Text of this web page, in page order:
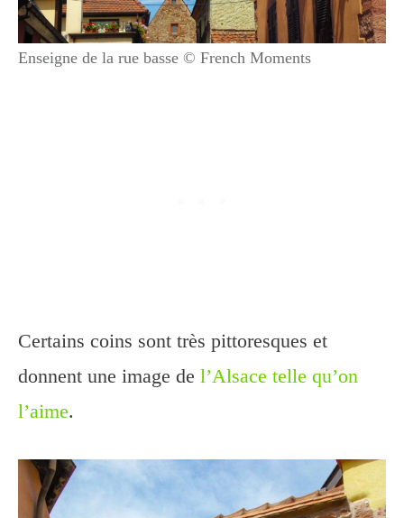
Enseigne de la rue basse © French Moments
Certains coins sont très pittoresques et
donnent une image de l’Alsace telle qu’on
l’aime.